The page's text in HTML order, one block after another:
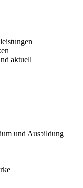
aktuell
und Ausbildung